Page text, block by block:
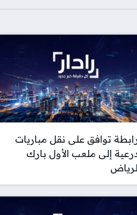
توافق على نقل مباريات
إلى ملعب الأول بارك